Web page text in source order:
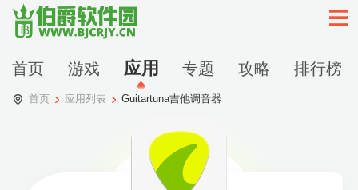
首页 游戏 应用 专题 攻略 排行榜
首页 应用列表 Guitartuna吉他调音器